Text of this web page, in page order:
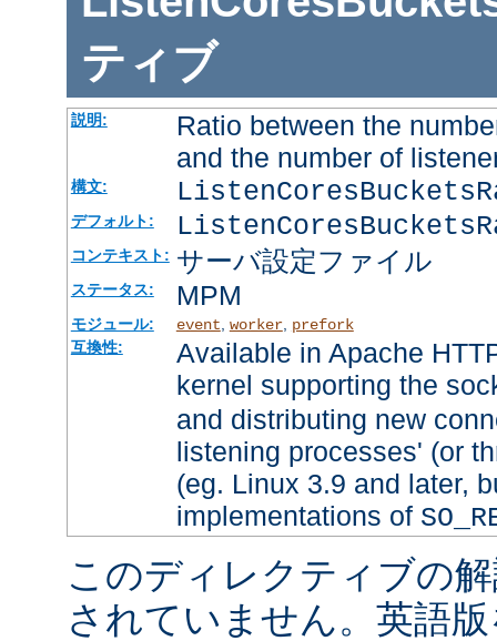
ティブ
説明:
Ratio between the
and the number of
構文:
デフォルト:
コンテキスト: サーバ設定ファイル
ステータス: MPM
モジュール: event worker, prefork
互換性:
Available in Apache
kernel supporting the
and distributing new
listening processes' (or
(eg. Linux 3.9 and later,
implementations of
このディレクティブの
されていません。英語